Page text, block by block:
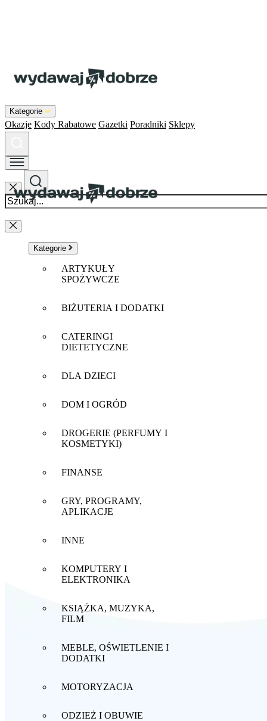
Kategorie
Okazje Kody Rabatowe Gazetki Poradniki Sklepy
Kategorie
ARTYKUŁY
SPOŻYWCZE
BIŻUTERIA I DODATKI
CATERINGI
DIETETYCZNE
DLA DZIECI
DOM I OGRÓD
DROGERIE (PERFUMY I
KOSMETYKI)
FINANSE
GRY, PROGRAMY,
APLIKACJE
INNE
KOMPUTERY I
ELEKTRONIKA
KSIĄŻKA, MUZYKA,
FILM
MEBLE, OŚWIETLENIE I
DODATKI
MOTORYZACJA
ODZIEŻ I OBUWIE